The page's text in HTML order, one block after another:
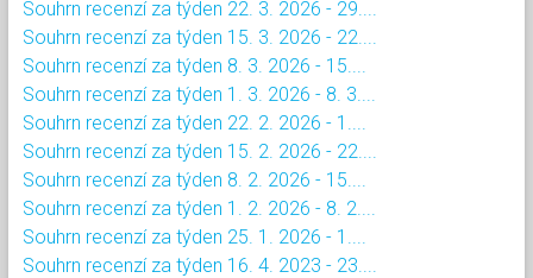
Souhrn recenzí za týden 22. 3. 2026 - 29....
Souhrn recenzí za týden 15. 3. 2026 - 22....
Souhrn recenzí za týden 8. 3. 2026 - 15....
Souhrn recenzí za týden 1. 3. 2026 - 8. 3....
Souhrn recenzí za týden 22. 2. 2026 - 1....
Souhrn recenzí za týden 15. 2. 2026 - 22....
Souhrn recenzí za týden 8. 2. 2026 - 15....
Souhrn recenzí za týden 1. 2. 2026 - 8. 2....
Souhrn recenzí za týden 25. 1. 2026 - 1....
Souhrn recenzí za týden 16. 4. 2023 - 23....